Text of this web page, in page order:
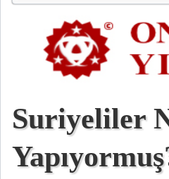
Suriyeliler